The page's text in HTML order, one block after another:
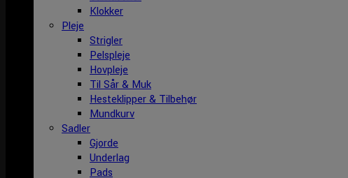
Klokker
Pleje
Strigler
Pelspleje
Hovpleje
Til Sår & Muk
Hesteklipper & Tilbehør
Mundkurv
Sadler
Gjorde
Underlag
Pads